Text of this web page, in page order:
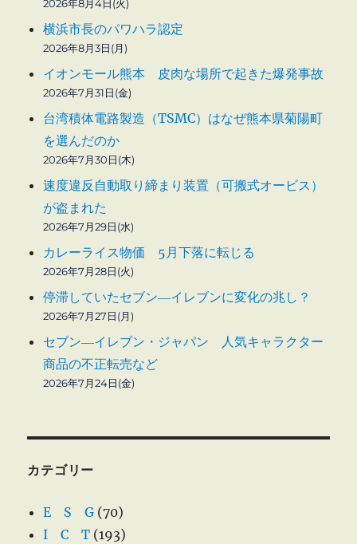
2026年8月4日(火)
横浜市長のパワハラ認定
2026年8月3日(月)
イオンモール熊本 皮肉な場所で起きた爆発事故
2026年7月31日(金)
台湾積体電路製造（TSMC）はなぜ熊本県菊陽町
を選んだのか
2026年7月30日(木)
速度違反自動取り締まり装置（可搬式オービス）
が盗まれた
2026年7月29日(水)
カレーライス物価 5月下落に転じる
2026年7月28日(火)
停滞していたセブン―イレブンに変化の兆し？
2026年7月27日(月)
セブン―イレブン・ジャパン 人気キャラクター
商品の不正転売など
2026年7月24日(金)
カテゴリー
E S G (70)
I C T (193)